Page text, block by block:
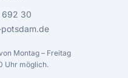
692 30
Montag – Freitag
Uhr möglich.